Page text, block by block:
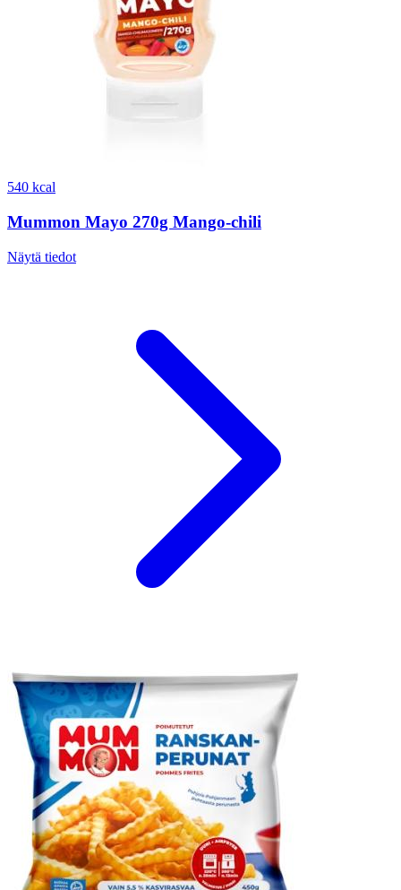
540 kcal
Mummon Mayo 270g Mango-chili
Näytä tiedot